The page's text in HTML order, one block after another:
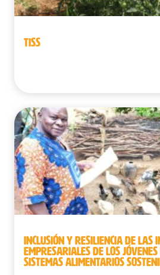
TISS
INCLUSIÓN Y RESILIENCIA DE LAS
EMPRESARIALES DE LOS
SISTEMAS ALIMENTARIOS